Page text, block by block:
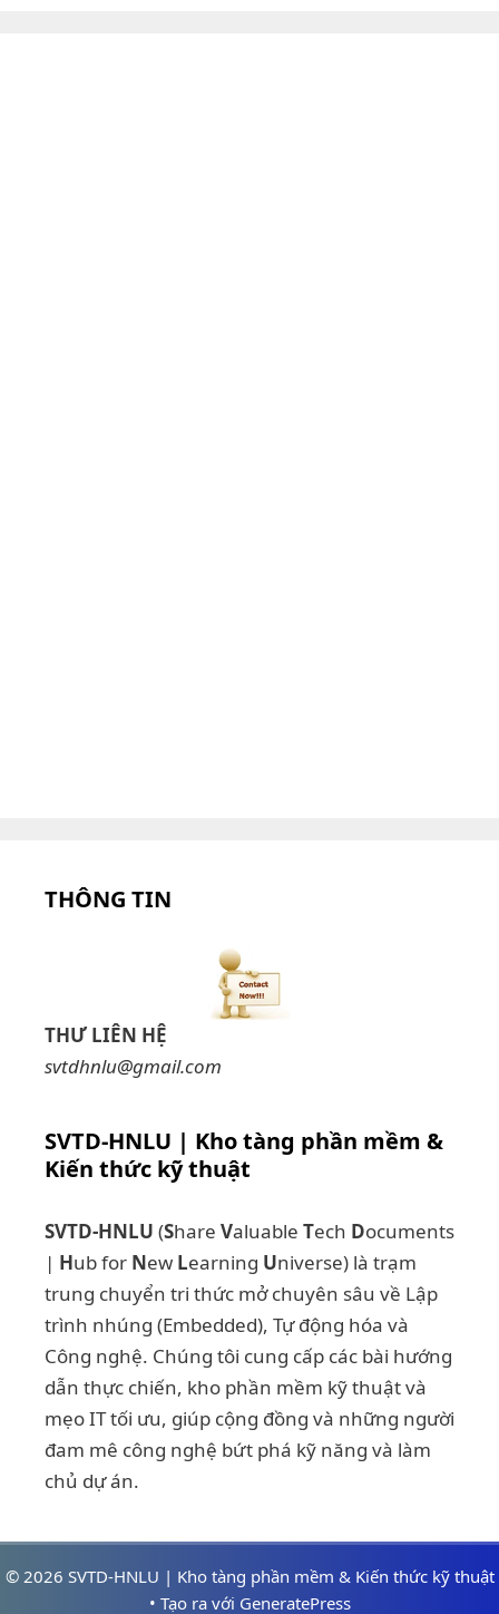
THÔNG TIN
THƯ LIÊN HỆ
svtdhnlu@gmail.com
SVTD-HNLU | Kho tàng phần mềm &
Kiến thức kỹ thuật
SVTD-HNLU (Share Valuable Tech Documents
| Hub for New Learning Universe) là trạm
trung chuyển tri thức mở chuyên sâu về Lập
trình nhúng (Embedded), Tự động hóa và
Công nghệ. Chúng tôi cung cấp các bài hướng
dẫn thực chiến, kho phần mềm kỹ thuật và
mẹo IT tối ưu, giúp cộng đồng và những người
đam mê công nghệ bứt phá kỹ năng và làm
chủ dự án.
© 2026 SVTD-HNLU | Kho tàng phần mềm & Kiến thức kỹ thuật
• Tạo ra với GeneratePress